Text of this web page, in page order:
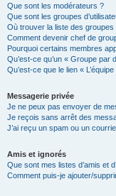
Que sont les modérateurs ?
Que sont les groupes
Où trouver la liste des groupes
Comment devenir chef de
Pourquoi certains membres
Qu’est-ce qu’un « Groupe par
Qu’est-ce que le lien «
Messagerie privée
Je ne peux pas envoyer de
Je reçois sans arrêt des
J’ai reçu un spam ou un
Amis et ignorés
Que sont mes listes d’amis et
Comment puis-je ajouter/